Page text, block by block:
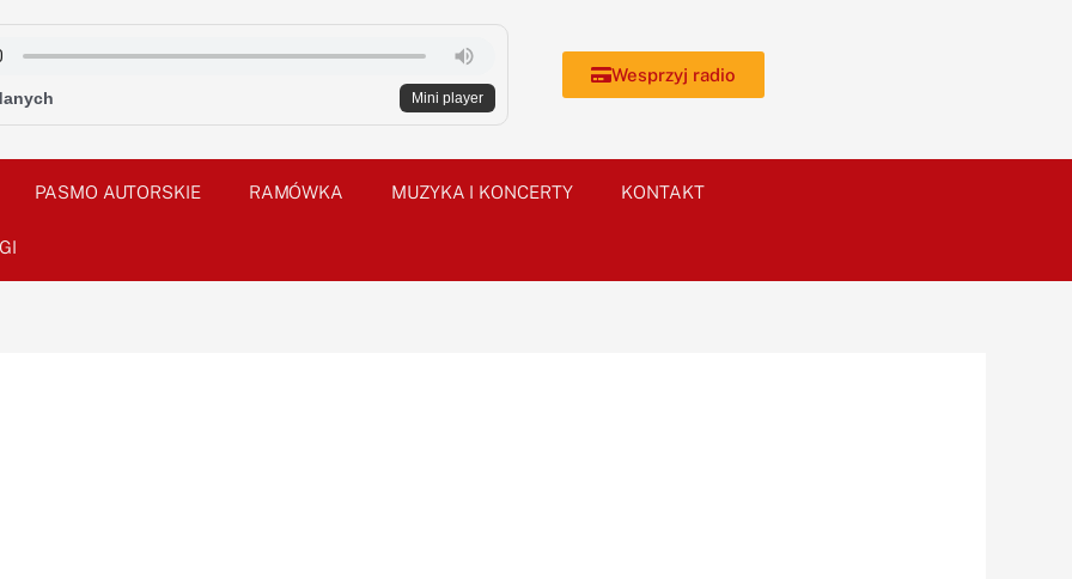
Mini player
Wesprzyj radio
PASMO AUTORSKIE RAMÓWKA MUZYKA I KONCERTY KONTAKT